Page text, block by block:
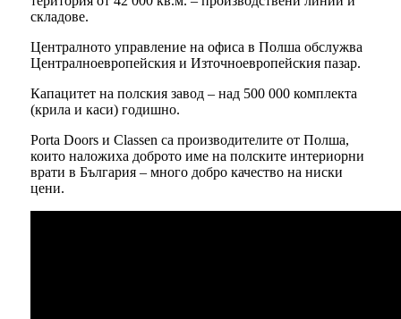
складове.
Централното управление на офиса в Полша обслужва
Централноевропейския и Източноевропейския пазар.
Капацитет на полския завод – над 500 000 комплекта
(крила и каси) годишно.
Porta Doors и Classen са производителите от Полша,
които наложиха доброто име на полските интериорни
врати в България – много добро качество на ниски
цени.